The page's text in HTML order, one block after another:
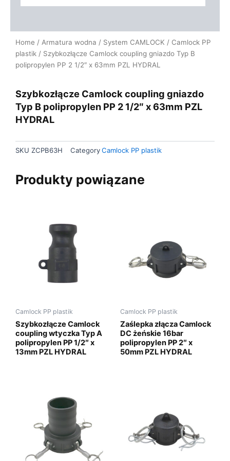
Home / Armatura wodna / System CAMLOCK / Camlock PP
plastik / Szybkozłącze Camlock coupling gniazdo Typ B
polipropylen PP 2 1/2″ x 63mm PZL HYDRAL
Szybkozłącze Camlock coupling gniazdo
Typ B polipropylen PP 2 1/2″ x 63mm PZL
HYDRAL
SKU ZCPB63H CategoryCamlock PP plastik
Produkty powiązane
Camlock PP plastik
Szybkozłącze Camlock
coupling wtyczka Typ A
polipropylen PP 1/2″ x
13mm PZL HYDRAL
Camlock PP plastik
Zaślepka złącza Camlock
DC żeńskie 16bar
polipropylen PP 2″ x
50mm PZL HYDRAL